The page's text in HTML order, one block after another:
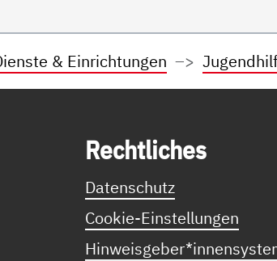
& Einrichtungen
Recht­li­ches
Datenschutz
Cookie-Einstellungen